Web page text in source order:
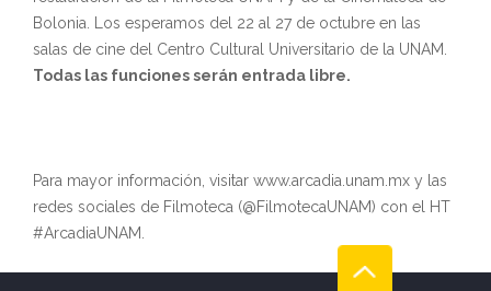
Bolonia. Los esperamos del 22 al 27 de octubre en las
salas de cine del Centro Cultural Universitario de la UNAM.
Todas las funciones serán entrada libre.
Para mayor información, visitar www.arcadia.unam.mx y las
redes sociales de Filmoteca (@FilmotecaUNAM) con el HT
#ArcadiaUNAM.